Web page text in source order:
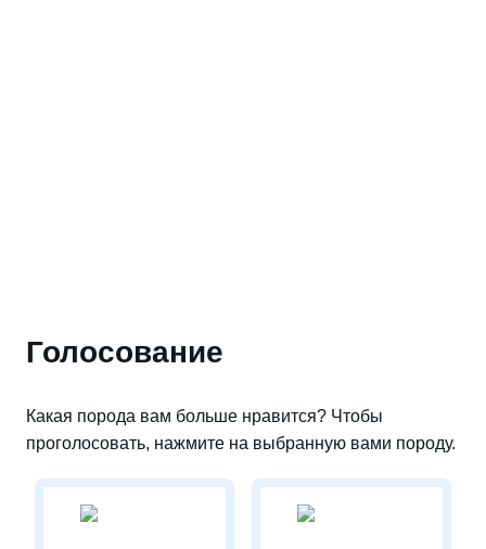
Голосование
Какая порода вам больше нравится? Чтобы
проголосовать, нажмите на выбранную вами породу.